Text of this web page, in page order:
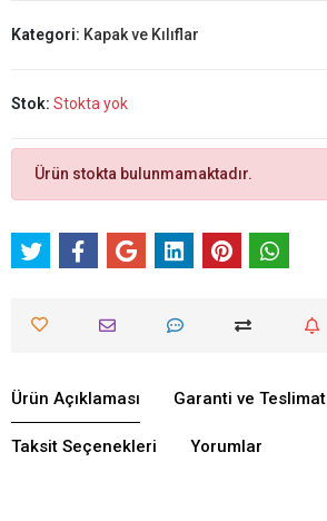
Kategori: Kapak ve Kılıflar
Stok: Stokta yok
Ürün stokta bulunmamaktadır.
Ürün Açıklaması Garanti ve Teslimat
Taksit Seçenekleri Yorumlar